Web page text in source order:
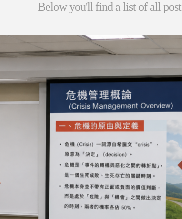
Below you'll find a list of all